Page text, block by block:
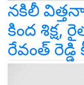
నకిలీ
కింద శిక్ష,
రేవంత్ రెడ్డి